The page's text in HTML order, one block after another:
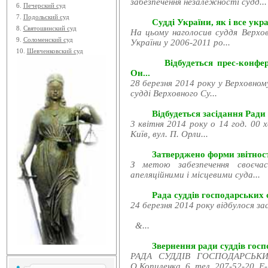
6. Печерский суд
7. Подольский суд
8. Святошинский суд
9. Соломенский суд
10. Шевченковский суд
Судді України, як і все
На цьому наголосив суддя
України у 2006-2011 ро...
Відбудеться прес-
Он...
28 березня 2014 року у
судді Верховного Су...
Відбудеться засідання
3 квітня 2014 року о 14 год. 00
Київ, вул. П. Орли...
Затверджено форми
З метою забезпечення
апеляційними і місцевими суда...
Рада суддів господарських
24 березня 2014 року відбулося
&...
Звернення ради суддів
РАДА СУДДІВ